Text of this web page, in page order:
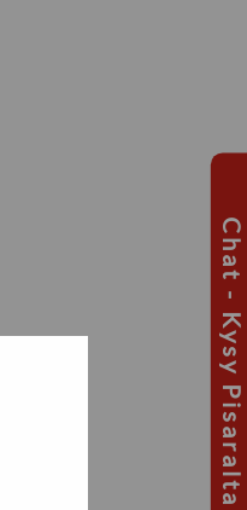
Chat - Kysy Pisaralta